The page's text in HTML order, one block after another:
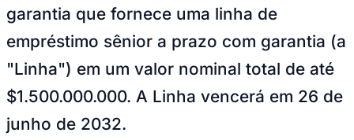
Anuncie no Portal
Guia de Empresas
Divulgar VagasNovo
Publicidade Legal
Negócios Regionais
Turismo
Segurança Regional
Hospitais Estaduais
garantia que fornece uma linha de
empréstimo sênior a prazo com garantia (a
"Linha") em um valor nominal total de até
$1.500.000.000. A Linha vencerá em 26 de
junho de 2032.